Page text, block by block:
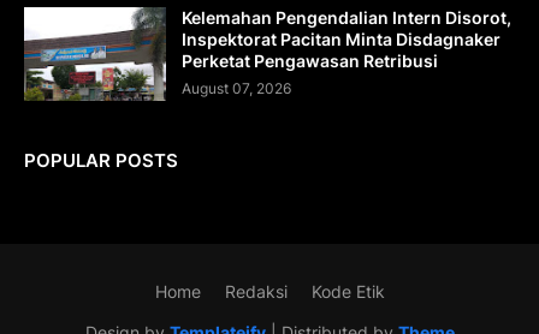
Kelemahan Pengendalian Intern Disorot,
Inspektorat Pacitan Minta Disdagnaker
Perketat Pengawasan Retribusi
August 07, 2026
POPULAR POSTS
Home Redaksi Kode Etik